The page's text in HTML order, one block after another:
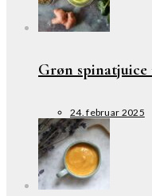
Grøn spinatjuice
24. februar 2025